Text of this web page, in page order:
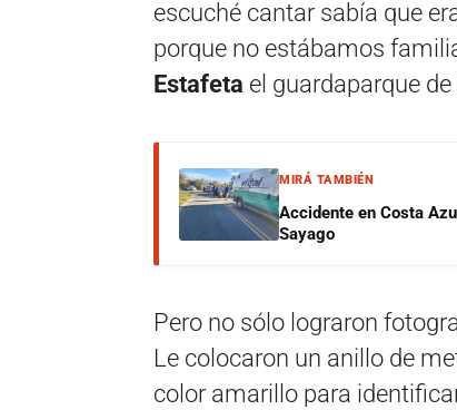
escuché cantar sabía que
porque no estábamos
Estafeta el guardaparque
MIRÁ TAMBIÉN
Accidente en Costa
Sayago
Pero no sólo lograron
Le colocaron un anillo de
color amarillo para